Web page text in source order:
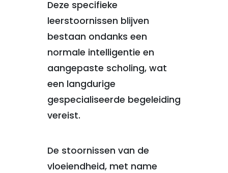
Deze specifieke
leerstoornissen blijven
bestaan ondanks een
normale intelligentie en
aangepaste scholing, wat
een langdurige
gespecialiseerde begeleiding
vereist.
De stoornissen van de
vloeiendheid, met name